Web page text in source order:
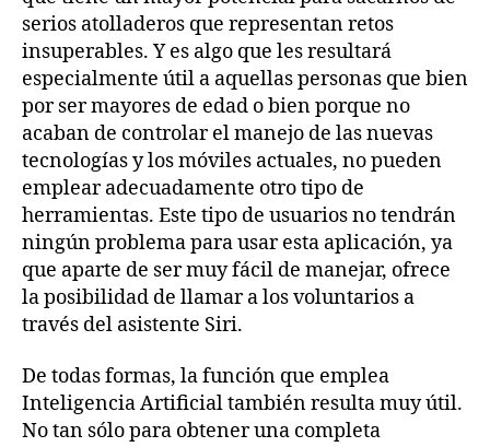
serios atolladeros que representan retos
insuperables. Y es algo que les resultará
especialmente útil a aquellas personas que bien
por ser mayores de edad o bien porque no
acaban de controlar el manejo de las nuevas
tecnologías y los móviles actuales, no pueden
emplear adecuadamente otro tipo de
herramientas. Este tipo de usuarios no tendrán
ningún problema para usar esta aplicación, ya
que aparte de ser muy fácil de manejar, ofrece
la posibilidad de llamar a los voluntarios a
través del asistente Siri.
De todas formas, la función que emplea
Inteligencia Artificial también resulta muy útil.
No tan sólo para obtener una completa